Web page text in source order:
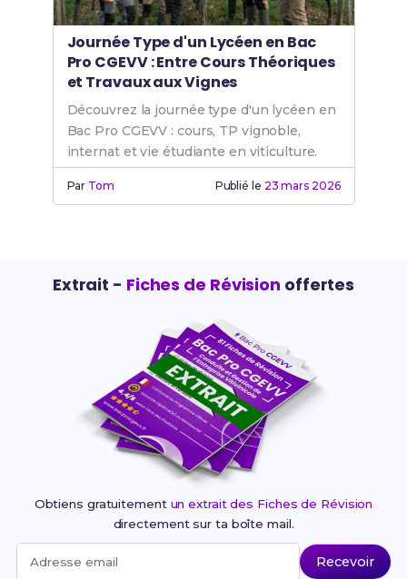
Journée Type d'un Lycéen en Bac
Pro CGEVV : Entre Cours Théoriques
et Travaux aux Vignes
Découvrez la journée type d'un lycéen en
Bac Pro CGEVV : cours, TP vignoble,
internat et vie étudiante en viticulture.
Par Tom Publié le 23 mars 2026
Extrait - Fiches de Révision offertes
Obtiens gratuitement un extrait des Fiches de Révision
directement sur ta boîte mail.
Adresse email Recevoir